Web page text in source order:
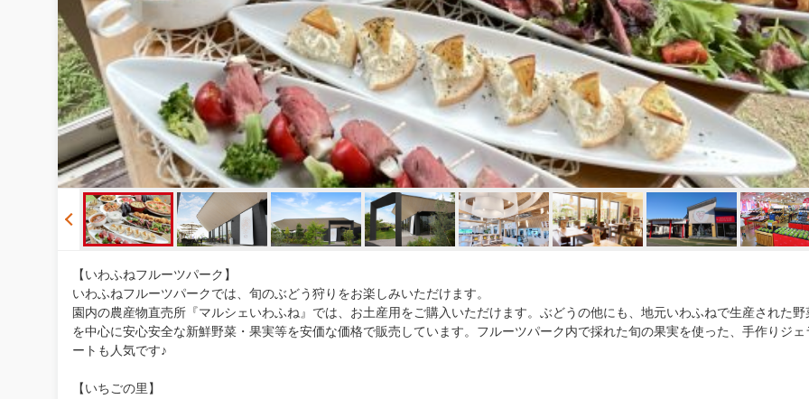
【いわふねフルーツパーク】
いわふねフルーツパークでは、旬のぶどう狩りをお楽しみいただけます。
園内の農産物直売所『マルシェいわふね』では、お土産用をご購入いただけます。ぶどうの他にも、地元いわふねで生産された野
を中心に安心安全な新鮮野菜・果実等を安価な価格で販売しています。フルーツパーク内で採れた旬の果実を使った、手作りジェ
ートも人気です♪
【いちごの里】